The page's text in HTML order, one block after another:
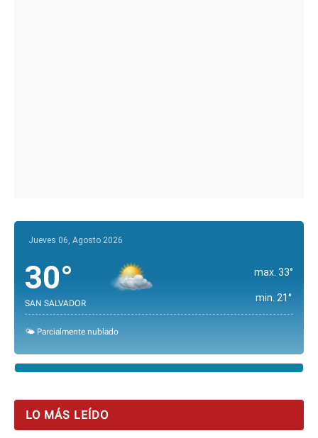
Jueves 06, Agosto 2026
30°
SAN SALVADOR
max. 33°
min. 21°
🌤️ Parcialmente nublado
LO MÁS LEÍDO